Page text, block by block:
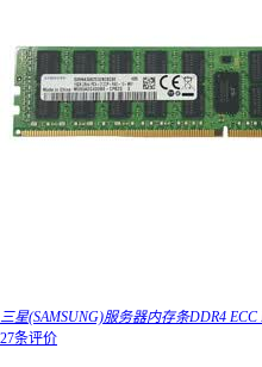
三星(SAMSUNG)服务器内存条DDR4
27条评价